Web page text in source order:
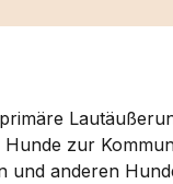
Bindung dort, wo
in
Meine
beginnt mit Wissen.
trifft bessere
zur
und anderen